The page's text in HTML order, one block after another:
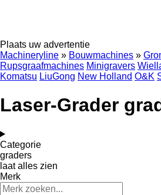
Plaats uw advertentie
Machineryline » Bouwmachines »
Rupsgraafmachines Minigravers
Komatsu LiuGong New Holland O&K
Laser-Grader
Categorie
graders
laat alles zien
Merk